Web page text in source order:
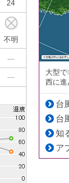
24
不明
---
---
大型
西に進
台
台
知
ア